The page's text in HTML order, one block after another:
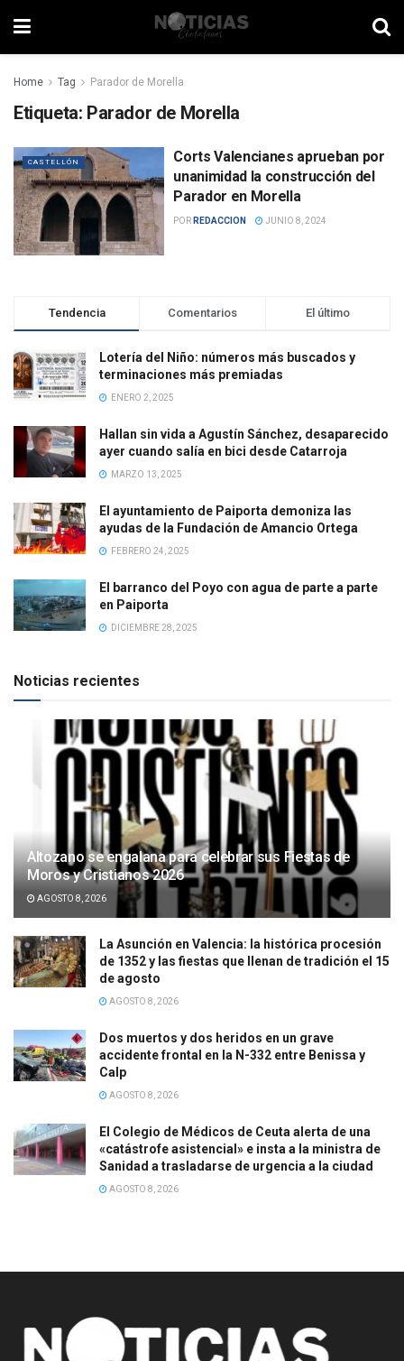
Home Tag Parador de Morella
Etiqueta: Parador de Morella
CASTELLÓN
Corts Valencianes aprueban por
unanimidad la construcción del
Parador en Morella
POR REDACCION JUNIO 8, 2024
Tendencia Comentarios El último
Lotería del Niño: números más buscados y
terminaciones más premiadas
ENERO 2, 2025
Hallan sin vida a Agustín Sánchez, desaparecido
ayer cuando salía en bici desde Catarroja
MARZO 13, 2025
El ayuntamiento de Paiporta demoniza las
ayudas de la Fundación de Amancio Ortega
FEBRERO 24, 2025
El barranco del Poyo con agua de parte a parte
en Paiporta
DICIEMBRE 28, 2025
Noticias recientes
Altozano se engalana para celebrar sus Fiestas de
Moros y Cristianos 2026
AGOSTO 8, 2026
La Asunción en Valencia: la histórica procesión
de 1352 y las fiestas que llenan de tradición el 15
de agosto
AGOSTO 8, 2026
Dos muertos y dos heridos en un grave
accidente frontal en la N-332 entre Benissa y
Calp
AGOSTO 8, 2026
El Colegio de Médicos de Ceuta alerta de una
«catástrofe asistencial» e insta a la ministra de
Sanidad a trasladarse de urgencia a la ciudad
AGOSTO 8, 2026